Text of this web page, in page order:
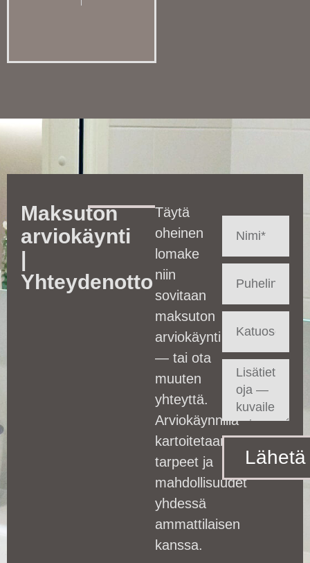
Maksuton
arviokäynti
|
Yhteydenotto
Täytä
oheinen
lomake
niin
sovitaan
maksuton
arviokäynti
— tai ota
muuten
yhteyttä.
Arviokäynnillä
kartoitetaan
tarpeet ja
mahdollisuudet
yhdessä
ammattilaisen
kanssa.
Lähetä